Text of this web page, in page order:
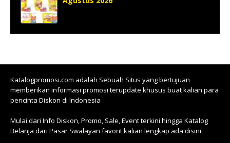
Katalogpromosi.com adalah Sebuah Situs yang bertujuan
memberikan informasi promosi terupdate khusus buat kalian para
pencinta Diskon di Indonesia
Mulai dari Info Diskon, Promo, Sale, Event terkini hingga Katalog
Belanja dari Pasar Swalayan favorit kalian lengkap ada disini.